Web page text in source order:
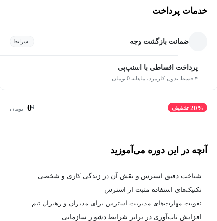
خدمات پرداخت
ضمانت بازگشت وجه شرایط
پرداخت اقساطی با اسنپ‌پی
۴ قسط بدون کارمزد، ماهانه 0 تومان
20% تخفیف 0
0 تومان
آنچه در این دوره می‌آموزید
شناخت دقیق استرس و نقش آن در زندگی کاری و شخصی
تکنیک‌های استفاده مثبت از استرس
تقویت مهارت‌های مدیریت استرس برای مدیران و رهبران تیم
افزایش تاب‌آوری در برابر شرایط دشوار سازمانی